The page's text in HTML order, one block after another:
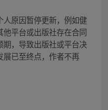
原因暂停更新，例如健
平台或出版社存在合同
，导致出版社或平台决
展已至终点，作者不再